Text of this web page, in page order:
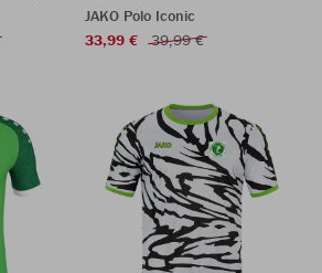
JAKO Polo Iconic
33,99 €
39,99 €